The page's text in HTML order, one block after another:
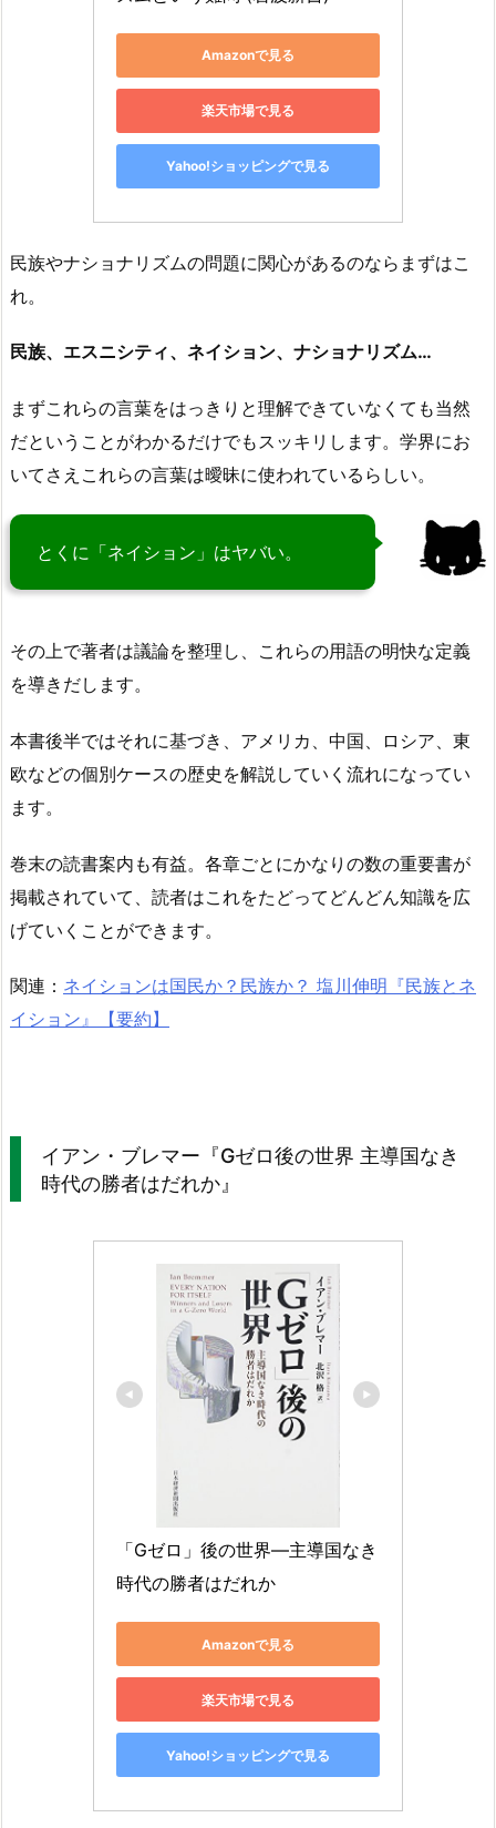
Amazonで見る
楽天市場で見る
Yahoo!ショッピングで見る
民族やナショナリズムの問題に関心があるのならまずはこ
れ。
民族、エスニシティ、ネイション、ナショナリズム…
まずこれらの言葉をはっきりと理解できていなくても当然
だということがわかるだけでもスッキリします。学界にお
いてさえこれらの言葉は曖昧に使われているらしい。
とくに「ネイション」はヤバい。
その上で著者は議論を整理し、これらの用語の明快な定義
を導きだします。
本書後半ではそれに基づき、アメリカ、中国、ロシア、東
欧などの個別ケースの歴史を解説していく流れになってい
ます。
巻末の読書案内も有益。各章ごとにかなりの数の重要書が
掲載されていて、読者はこれをたどってどんどん知識を広
げていくことができます。
関連： ネイションは国民か？民族か？ 塩川伸明『民族とネ
イション』【要約】
イアン・ブレマー『Gゼロ後の世界 主導国なき
時代の勝者はだれか』
「Gゼロ」後の世界―主導国なき
時代の勝者はだれか
Amazonで見る
楽天市場で見る
Yahoo!ショッピングで見る